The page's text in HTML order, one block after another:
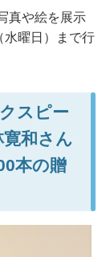
真や絵を展示
水曜日）まで行
スピー
寛和さん
本の贈